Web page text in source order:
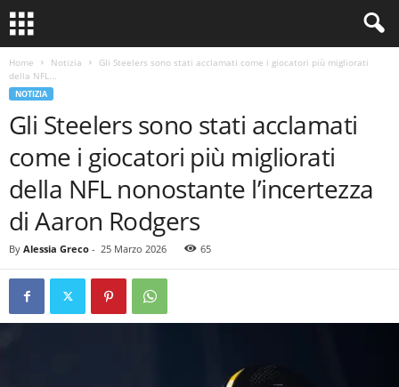
Home Notizia
Gli Steelers sono stati acclamati come i giocatori più migliorati
della NFL...
NOTIZIA
Gli Steelers sono stati acclamati
come i giocatori più migliorati
della NFL nonostante l’incertezza
di Aaron Rodgers
By Alessia Greco - 25 Marzo 2026 65